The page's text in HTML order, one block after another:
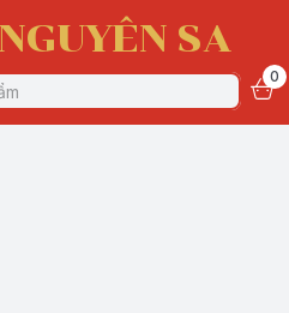
SA
0